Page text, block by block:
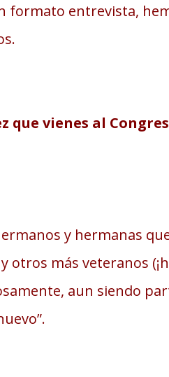
formato entrevista,
que vienes al
y hermanas
otros más veteranos
aun siendo